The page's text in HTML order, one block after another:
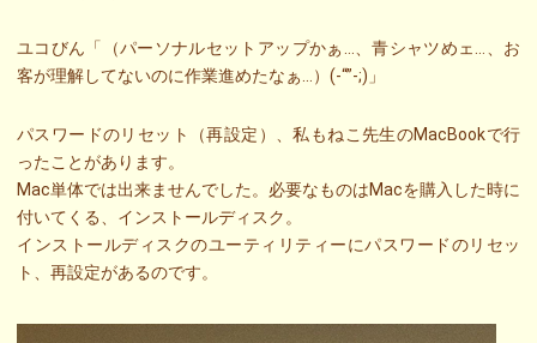
ユコびん「（パーソナルセットアップかぁ…、青シャツめェ…、お
客が理解してないのに作業進めたなぁ…）(-“”-;)」
パスワードのリセット（再設定）、私もねこ先生のMacBookで行
ったことがあります。
Mac単体では出来ませんでした。必要なものはMacを購入した時に
付いてくる、インストールディスク。
インストールディスクのユーティリティーにパスワードのリセッ
ト、再設定があるのです。